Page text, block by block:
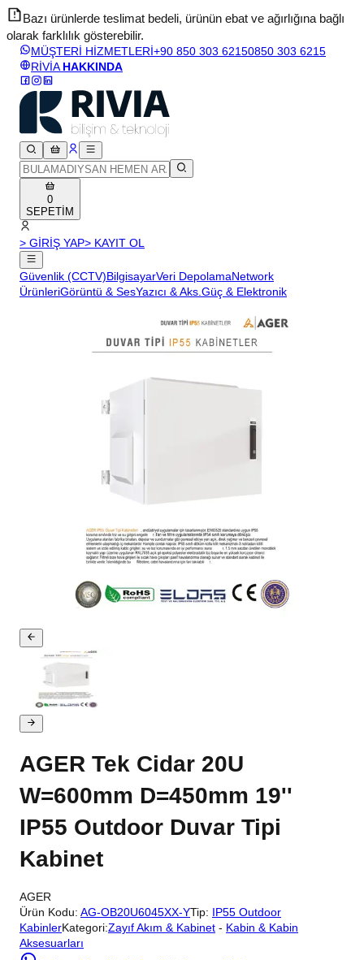
Bazı ürünlerde teslimat bedeli, ürünün ebat ve ağırlığına bağlı
olarak farklılık gösterebilir.
MÜŞTERİ HİZMETLERİ+90 850 303 62150850 303 6215
RİVİA HAKKINDA
0
SEPETİM
> GİRİŞ YAP> KAYIT OL
Güvenlik (CCTV)BilgisayarVeri DepolamaNetwork
ÜrünleriGörüntü & SesYazıcı & Aks.Güç & Elektronik
AGER Tek Cidar 20U
W=600mm D=450mm 19''
IP55 Outdoor Duvar Tipi
Kabinet
AGER
Ürün Kodu: AG-OB20U6045XX-YTip: IP55 Outdoor
KabinlerKategori:Zayıf Akım & Kabinet - Kabin & Kabin
Aksesuarları